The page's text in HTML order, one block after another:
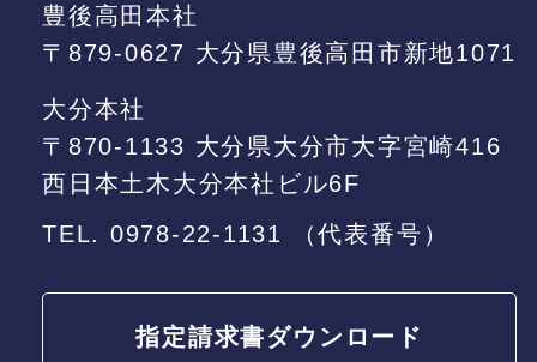
豊後高田本社
〒879-0627 大分県豊後高田市新地1071
大分本社
〒870-1133 大分県大分市大字宮崎416
西日本土木大分本社ビル6F
TEL. 0978-22-1131 （代表番号）
指定請求書ダウンロード